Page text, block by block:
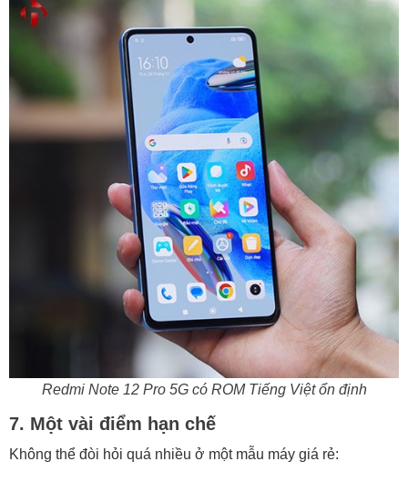
Redmi Note 12 Pro 5G có ROM Tiếng Việt ổn định
7. Một vài điểm hạn chế
Không thể đòi hỏi quá nhiều ở một mẫu máy giá rẻ: